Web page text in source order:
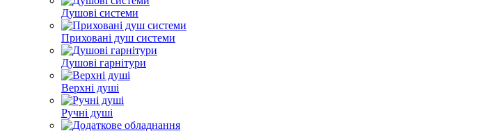
Душові системи
Приховані душ системи
Душові гарнітури
Верхні душі
Ручні душі